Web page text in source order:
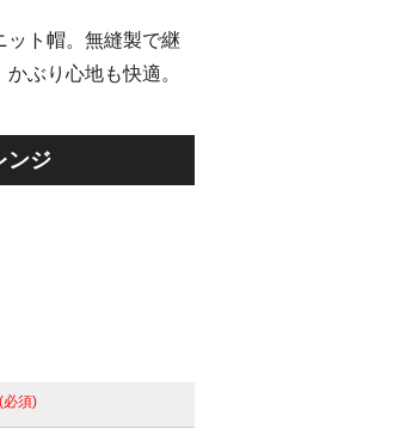
ット帽。無縫製で継
ぶり心地も快適。
ンジ
(必須)